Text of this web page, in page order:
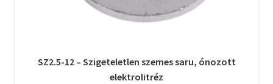
SZ2.5-12 – Szigeteletlen szemes saru, ónozott
elektrolitréz